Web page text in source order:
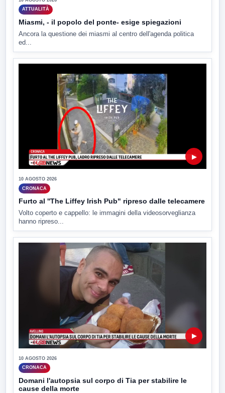
ATTUALITÀ
Miasmi, - il popolo del ponte- esige spiegazioni
Ancora la questione dei miasmi al centro dell'agenda politica
ed...
▶
10 AGOSTO 2026
CRONACA
Furto al ''The Liffey Irish Pub" ripreso dalle telecamere
Volto coperto e cappello: le immagini della videosorveglianza
hanno ripreso...
▶
10 AGOSTO 2026
CRONACA
Domani l'autopsia sul corpo di Tia per stabilire le
cause della morte